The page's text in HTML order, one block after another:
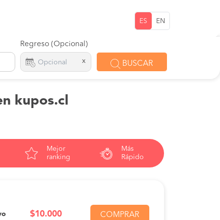
ES EN
Regreso (Opcional)
x BUSCAR
kupos.cl
Mejor
ranking
Más
Rápido
$10.000 COMPRAR